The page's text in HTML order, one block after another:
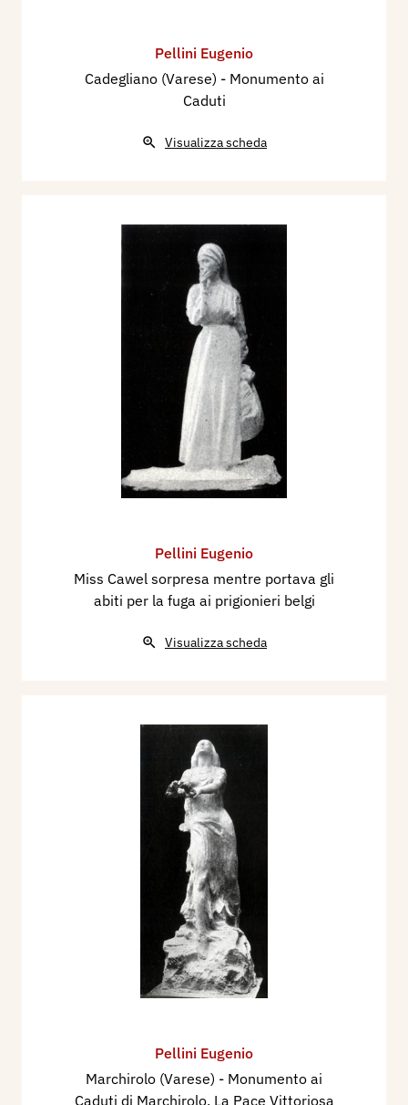
Pellini Eugenio
Cadegliano (Varese) - Monumento ai
Caduti
Visualizza scheda
Pellini Eugenio
Miss Cawel sorpresa mentre portava gli
abiti per la fuga ai prigionieri belgi
Visualizza scheda
Pellini Eugenio
Marchirolo (Varese) - Monumento ai
Caduti di Marchirolo, La Pace Vittoriosa